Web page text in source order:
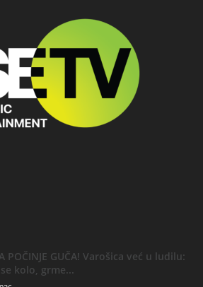
POČINJE GUČA! Varošica već u ludilu:
kolo, grme...